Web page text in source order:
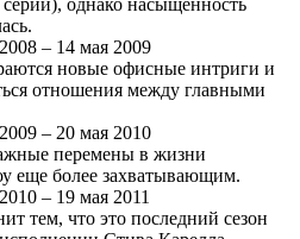
– 14 мая 2009
новые офисные интриги и
отношения между главными
– 20 мая 2010
перемены в жизни
еще более захватывающим.
– 19 мая 2011
тем, что это последний сезон